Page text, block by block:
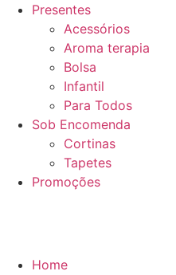
Presentes
Acessórios
Aroma terapia
Bolsa
Infantil
Para Todos
Sob Encomenda
Cortinas
Tapetes
Promoções
Home